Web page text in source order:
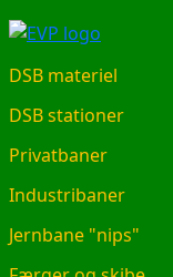
EVP.DK
DSB materiel
DSB stationer
Privatbaner
Industribaner
Jernbane "nips"